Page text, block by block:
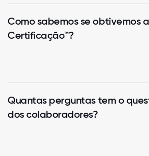
Como sabemos se obtivemos a
Certificação™?
Quantas perguntas tem o
dos colaboradores?